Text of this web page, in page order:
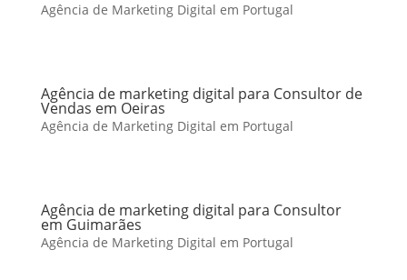
Agência de Marketing Digital em Portugal
Agência de marketing digital para Consultor de
Vendas em Oeiras
Agência de Marketing Digital em Portugal
Agência de marketing digital para Consultor
em Guimarães
Agência de Marketing Digital em Portugal